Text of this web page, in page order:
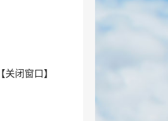
【关闭窗口 】